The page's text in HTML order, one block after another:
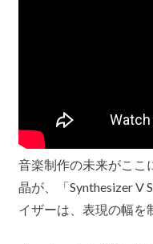
音楽制作の未来がここ
晶が、「Synthesizer V
イザーは、表現の幅を